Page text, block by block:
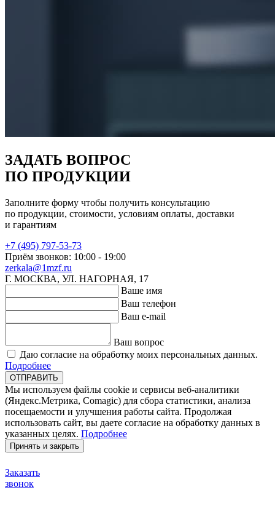
ЗАДАТЬ ВОПРОС
ПО ПРОДУКЦИИ
Заполните форму чтобы получить консультацию
по продукции, стоимости, условиям оплаты, доставки
и гарантиям
+7 (495) 797-53-73
Приём звонков: 10:00 - 19:00
zerkala@1mzf.ru
Г. МОСКВА, УЛ. НАГОРНАЯ, 17
Ваше имя
Ваш телефон
Ваш e-mail
Ваш вопрос
Даю согласие на обработку моих персональных данных.
Подробнее
ОТПРАВИТЬ
Мы используем файлы cookie и сервисы веб-аналитики
(Яндекс.Метрика, Comagic) для сбора статистики, анализа
посещаемости и улучшения работы сайта. Продолжая
использовать сайт, вы даете согласие на обработку данных в
указанных целях. Подробнее
Принять и закрыть
Заказать
звонок